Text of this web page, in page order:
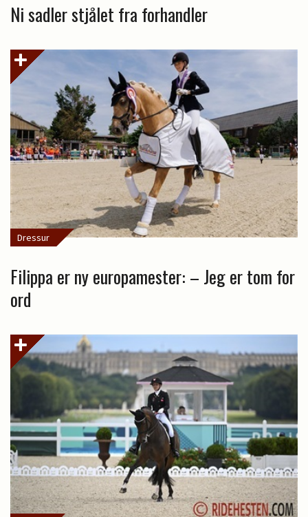
Ni sadler stjålet fra forhandler
Dressur
Filippa er ny europamester: – Jeg er tom for
ord